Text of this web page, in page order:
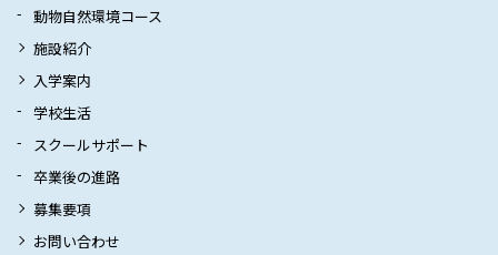
動物自然環境コース
施設紹介
入学案内
学校生活
スクールサポート
卒業後の進路
募集要項
お問い合わせ